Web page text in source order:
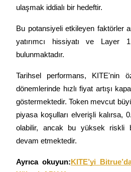
Launchpool
Popüler token'lar kazanmak için
ulaşmak iddialı bir hedeftir.
Bu potansiyeli etkileyen faktörler
yatırımcı hissiyatı ve Layer
bulunmaktadır.
Tarihsel performans, KITE'nin
dönemlerinde hızlı fiyat artışı
göstermektedir. Token mevcut
piyasa koşulları elverişli kalırsa,
olabilir, ancak bu yüksek riskli
devam etmektedir.
Ayrıca okuyun: KITE’yi